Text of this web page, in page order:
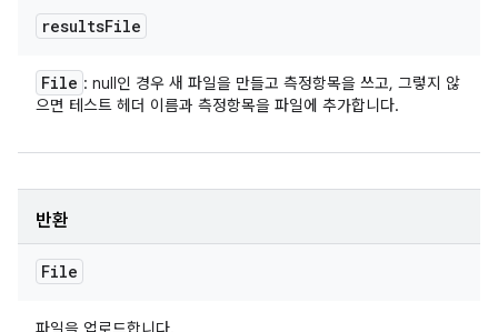
resultsFile
File : null인 경우 새 파일을 만들고 측정항목을 쓰고, 그렇지 않
으면 테스트 헤더 이름과 측정항목을 파일에 추가합니다.
반환
File